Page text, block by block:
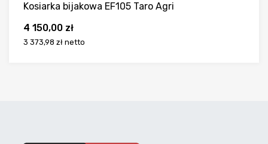
Kosiarka bijakowa EF105 Taro Agri
4 150,00 zł
3 373,98 zł netto